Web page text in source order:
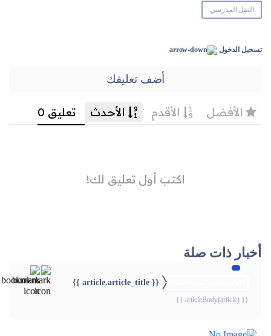
النقل المدرسي
تسجيل الدخول
أضف تعليقك
أخبار ذات صلة
{{ article.article_title }}
{{ articleBody(article) }}